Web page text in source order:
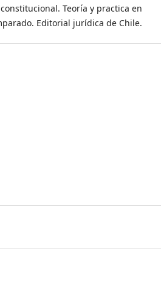
constitucional. Teoría y practica en
Editorial jurídica de Chile.